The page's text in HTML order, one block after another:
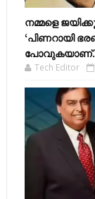
നമ്മളെ
‘പിണറായി
Tech Editor